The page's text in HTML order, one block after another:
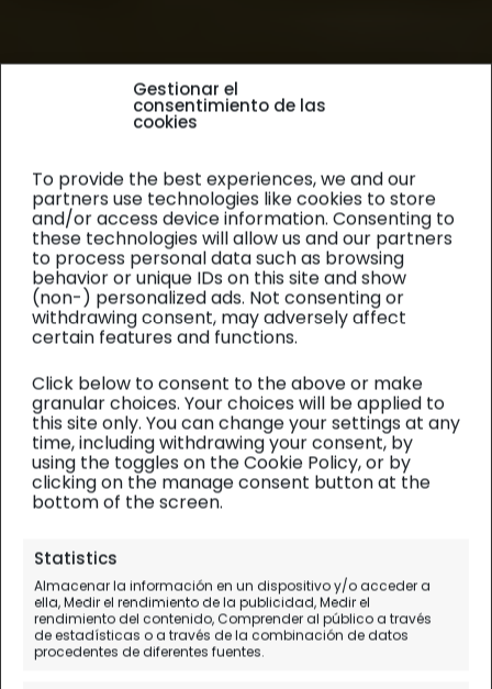
Gestionar el
consentimiento de las
cookies
To provide the best experiences, we and our
partners use technologies like cookies to store
and/or access device information. Consenting to
these technologies will allow us and our partners
to process personal data such as browsing
behavior or unique IDs on this site and show
(non-) personalized ads. Not consenting or
withdrawing consent, may adversely affect
certain features and functions.
Click below to consent to the above or make
granular choices. Your choices will be applied to
this site only. You can change your settings at any
time, including withdrawing your consent, by
using the toggles on the Cookie Policy, or by
clicking on the manage consent button at the
bottom of the screen.
Statistics
Almacenar la información en un dispositivo y/o acceder a
ella, Medir el rendimiento de la publicidad, Medir el
rendimiento del contenido, Comprender al público a través
de estadísticas o a través de la combinación de datos
procedentes de diferentes fuentes.
Ruta en autocaravana por
Irlanda con CamperDays